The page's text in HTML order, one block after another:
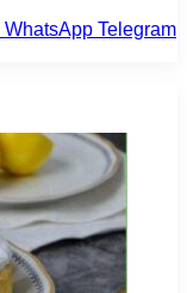
WhatsApp Telegram